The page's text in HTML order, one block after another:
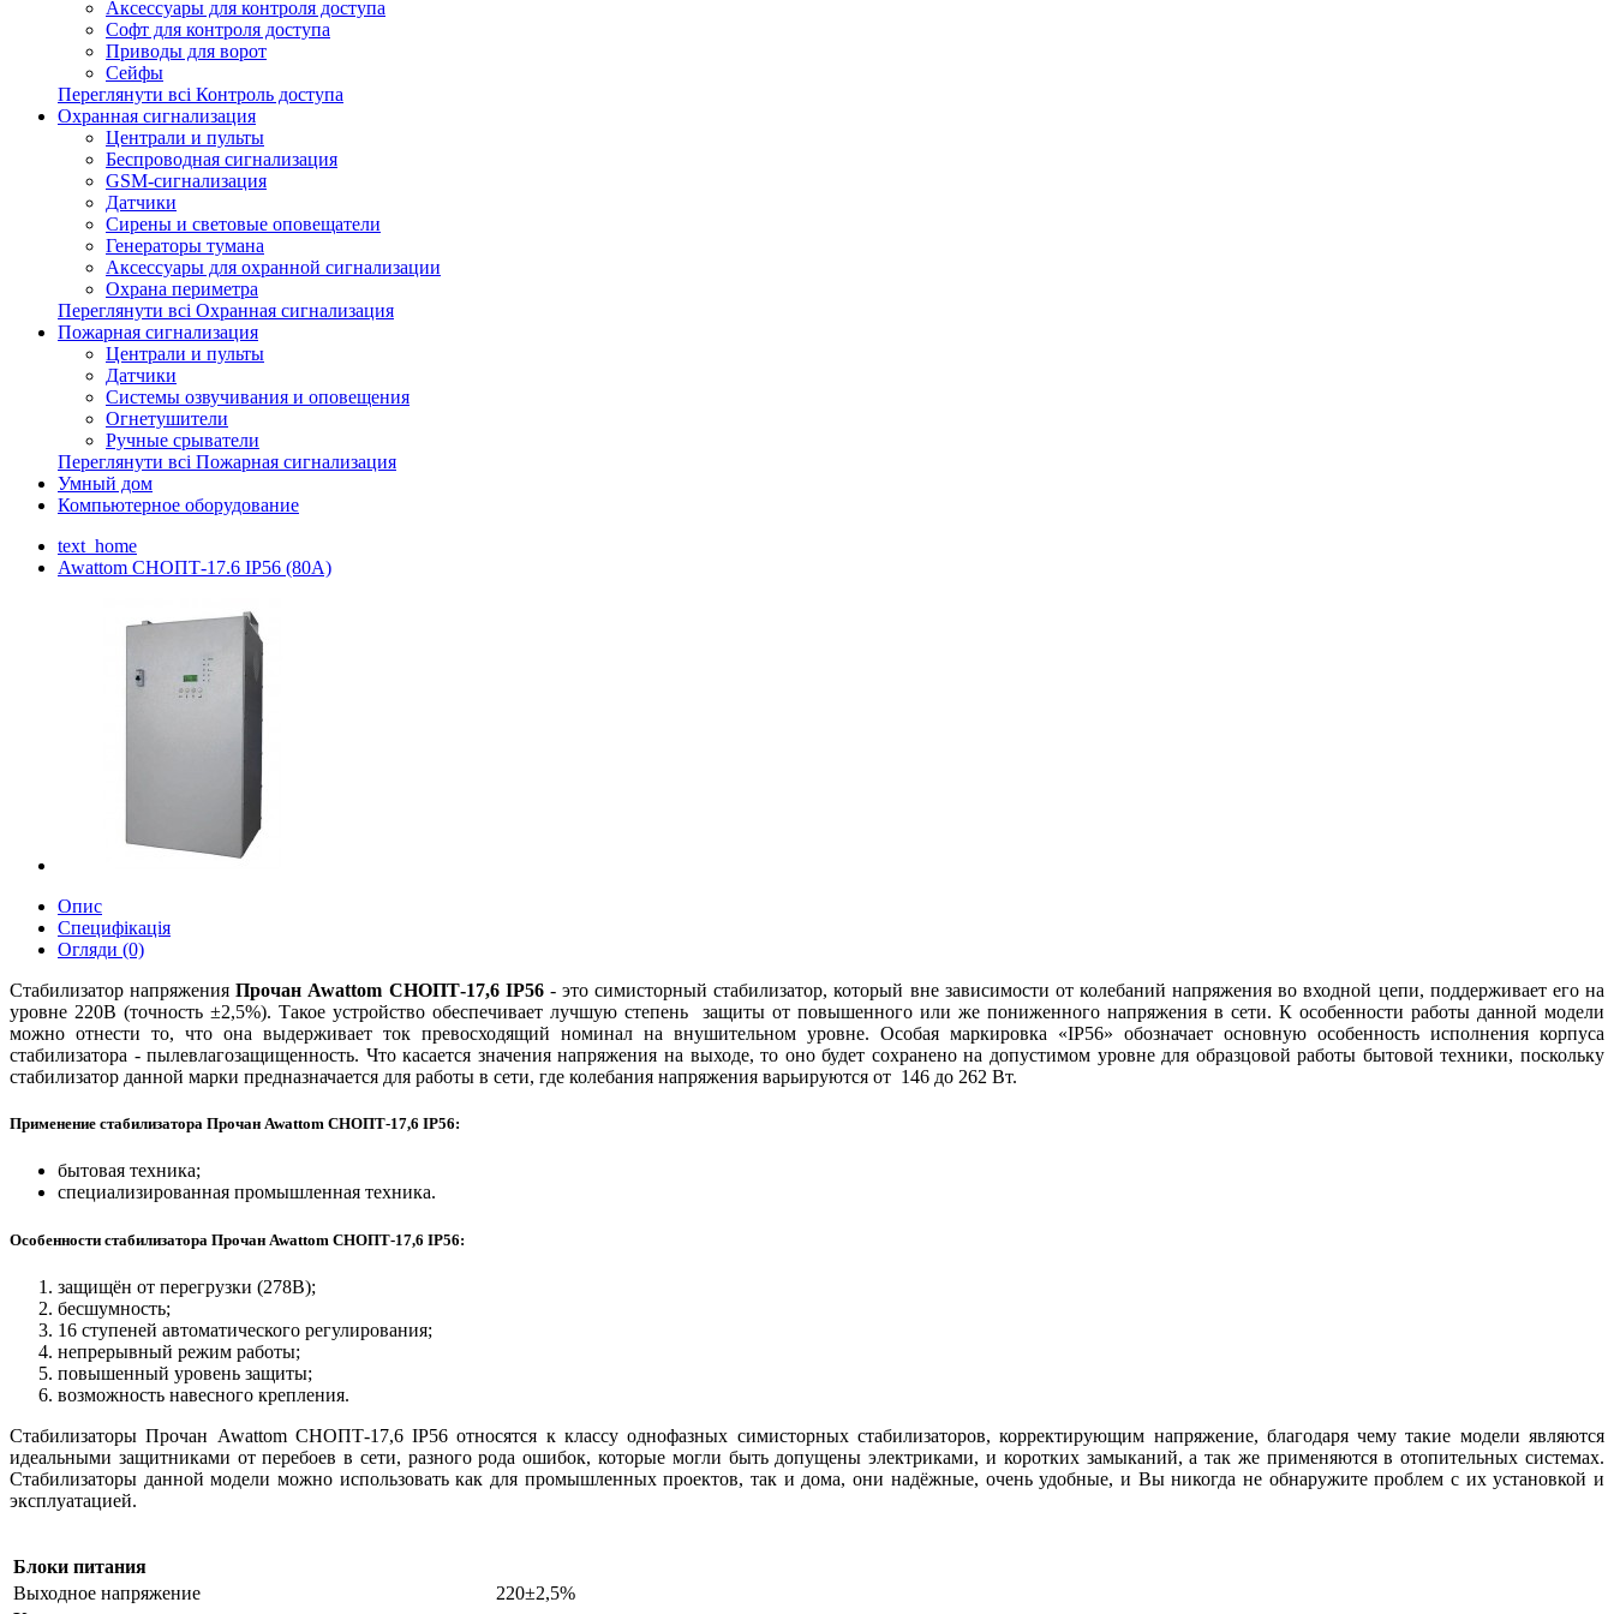
Аксессуары для контроля доступа
Софт для контроля доступа
Приводы для ворот
Сейфы
Переглянути всі Контроль доступа
Охранная сигнализация
Централи и пульты
Беспроводная сигнализация
GSM-сигнализация
Датчики
Сирены и световые оповещатели
Генераторы тумана
Аксессуары для охранной сигнализации
Охрана периметра
Переглянути всі Охранная сигнализация
Пожарная сигнализация
Централи и пульты
Датчики
Системы озвучивания и оповещения
Огнетушители
Ручные срыватели
Переглянути всі Пожарная сигнализация
Умный дом
Компьютерное оборудование
text_home
Awattom СНОПТ-17.6 IP56 (80А)
Опис
Специфікація
Огляди (0)
Стабилизатор напряженияПрочан Awattom СНОПТ-17,6 IP56- это симисторный стабилизатор, который вне зависимости от колебаний напряжения во входной цепи, поддерживает его на
уровне 220В (точность ±2,5%). Такое устройство обеспечивает лучшую степень защиты от повышенного или же пониженного напряжения в сети. К особенности работы данной модели
можно отнести то, что она выдерживает ток превосходящий номинал на внушительном уровне. Особая маркировка «IP56» обозначает основную особенность исполнения корпуса
стабилизатора - пылевлагозащищенность. Что касается значения напряжения на выходе, то оно будет сохранено на допустимом уровне для образцовой работы бытовой техники, поскольку
стабилизатор данной марки предназначается для работы в сети, где колебания напряжения варьируются от 146 до 262 Вт.
Применение стабилизатора Прочан Awattom СНОПТ-17,6 IP56:
бытовая техника;
специализированная промышленная техника.
Особенности стабилизатора Прочан Awattom СНОПТ-17,6 IP56:
защищён от перегрузки (278В);
бесшумность;
16 ступеней автоматического регулирования;
непрерывный режим работы;
повышенный уровень защиты;
возможность навесного крепления.
Стабилизаторы Прочан Awattom СНОПТ-17,6 IP56 относятся к классу однофазных симисторных стабилизаторов, корректирующим напряжение, благодаря чему такие модели являются
идеальными защитниками от перебоев в сети, разного рода ошибок, которые могли быть допущены электриками, и коротких замыканий, а так же применяются в отопительных системах.
Стабилизаторы данной модели можно использовать как для промышленных проектов, так и дома, они надёжные, очень удобные, и Вы никогда не обнаружите проблем с их установкой и
эксплуатацией.
Блоки питания
Выходное напряжение
220±2,5%